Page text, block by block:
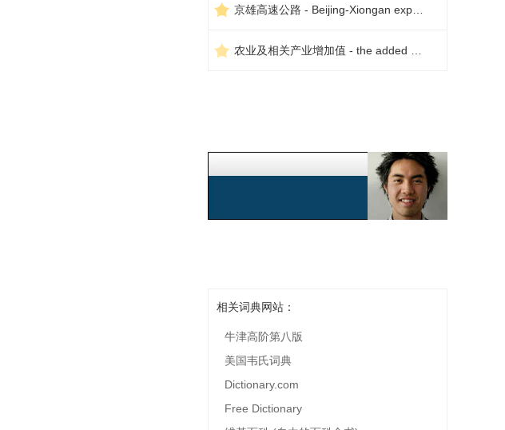
相关词典网站：
牛津高阶第八版
美国韦氏词典
Dictionary.com
Free Dictionary